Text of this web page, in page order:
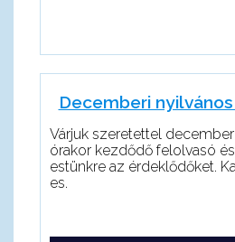
Decemberi
Várjuk szeretettel december
órakor kezdődő felolvasó
estünkre az érdeklődőket.
es.